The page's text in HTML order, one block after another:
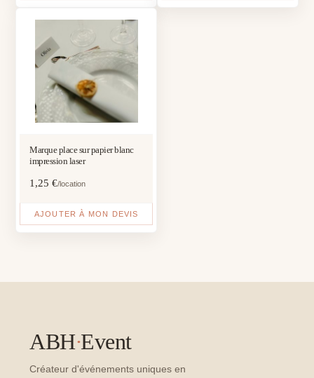
Marque place sur papier blanc
impression laser
1,25€/location
AJOUTER À MON DEVIS
ABH·Event
Créateur d'événements uniques en